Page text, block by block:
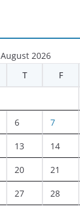
August 2026
T F
6 7
13 14
20 21
27 28